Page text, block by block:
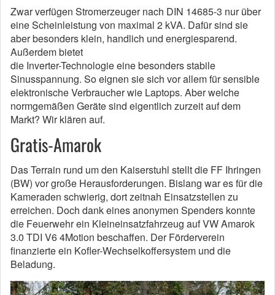
Zwar verfügen Stromerzeuger nach DIN 14685-3 nur über
eine Scheinleistung von maximal 2 kVA. Dafür sind sie
aber besonders klein, handlich und energiesparend.
Außerdem bietet
die Inverter-Technologie eine besonders stabile
Sinusspannung. So eignen sie sich vor allem für sensible
elektronische Verbraucher wie Laptops. Aber welche
normgemäßen Geräte sind eigentlich zurzeit auf dem
Markt? Wir klären auf.
Gratis-Amarok
Das Terrain rund um den Kaiserstuhl stellt die FF Ihringen
(BW) vor große Herausforderungen. Bislang war es für die
Kameraden schwierig, dort zeitnah Einsatzstellen zu
erreichen. Doch dank eines anonymen Spenders konnte
die Feuerwehr ein Kleineinsatzfahrzeug auf VW Amarok
3.0 TDI V6 4Motion beschaffen. Der Förderverein
finanzierte ein Kofler-Wechselkoffersystem und die
Beladung.